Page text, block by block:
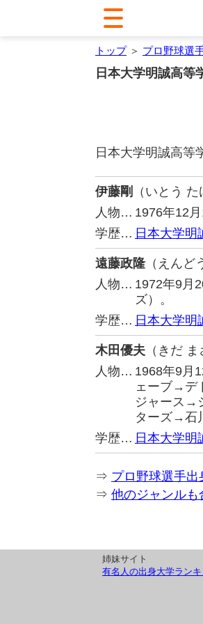
トップ＞ プロ野球選
日本大学明誠高等
日本大学明誠高等
伊藤剛
（いとう た
人物… 1976年12
学歴… 日本大学明
遠藤政隆 （えんど
人物… 1972年9月
ズ）。
学歴… 日本大学明
木田優夫 （きだ ま
人物… 1968年9月
ェーブ→デ
ジャース→
ターズ→石
学歴… 日本大学明
⇒ プロ野球選手出
⇒ 他のジャンルも
姉妹サイト
有名人の出身大学ラン